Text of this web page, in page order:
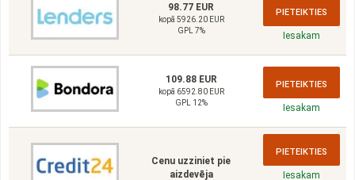
98.77 EUR
kopā 5926.20 EUR
GPL 7%
PIETEIKTIES
Iesakam
109.88 EUR
kopā 6592.80 EUR
GPL 12%
PIETEIKTIES
Iesakam
Cenu uzziniet pie
aizdevēja
PIETEIKTIES
Iesakam